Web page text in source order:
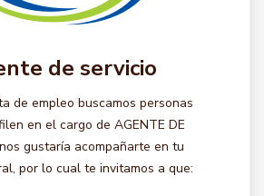
de servicio
de empleo buscamos personas
en el cargo de AGENTE DE
nos gustaría acompañarte en tu
por lo cual te invitamos a que: